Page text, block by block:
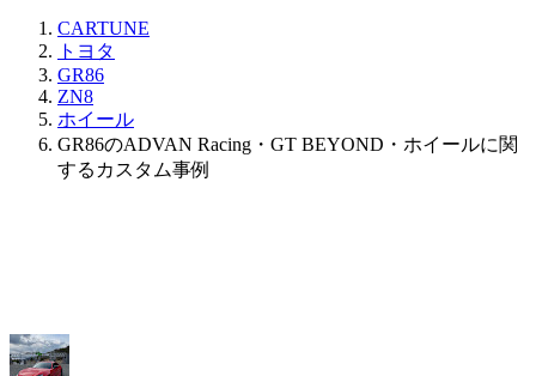
CARTUNE
トヨタ
GR86
ZN8
ホイール
GR86のADVAN Racing・GT BEYOND・ホイールに関
するカスタム事例